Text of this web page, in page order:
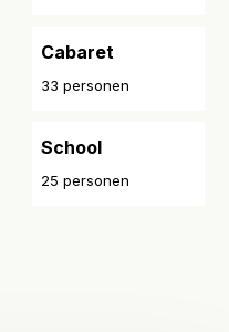
Cabaret
33 personen
School
25 personen